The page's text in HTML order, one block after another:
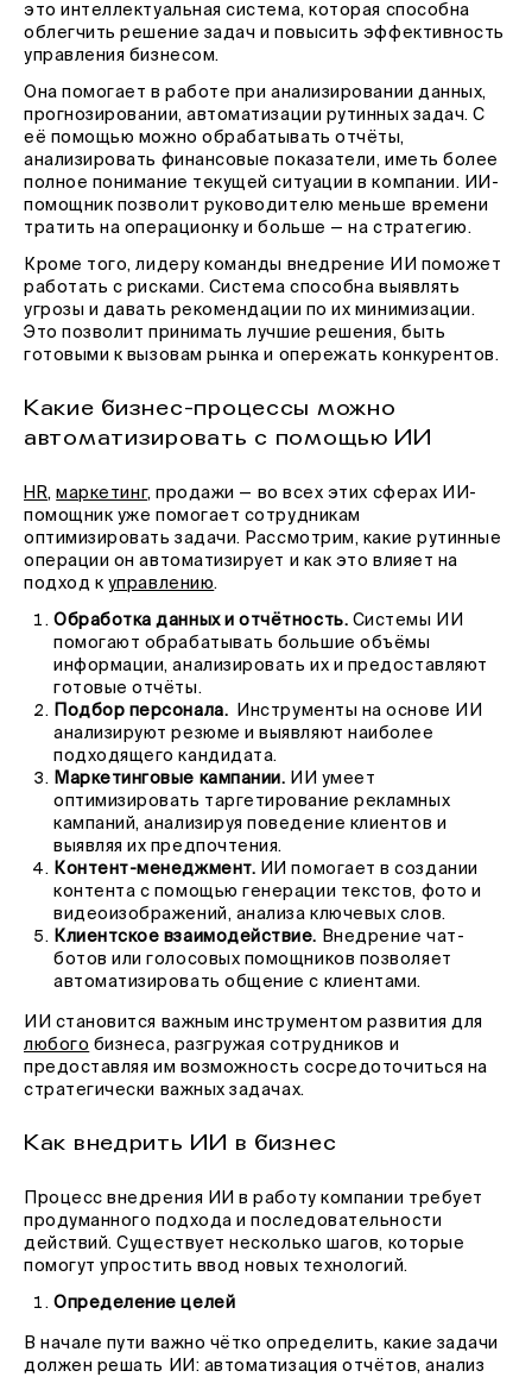
это интеллектуальная система, которая способна
облегчить решение задач и повысить эффективность
управления бизнесом.
Она помогает в работе при анализировании данных,
прогнозировании, автоматизации рутинных задач. С
её помощью можно обрабатывать отчёты,
анализировать финансовые показатели, иметь более
полное понимание текущей ситуации в компании. ИИ-
помощник позволит руководителю меньше времени
тратить на операционку и больше — на стратегию.
Кроме того, лидеру команды внедрение ИИ поможет
работать с рисками. Система способна выявлять
угрозы и давать рекомендации по их минимизации.
Это позволит принимать лучшие решения, быть
готовыми к вызовам рынка и опережать конкурентов.
Какие бизнес-процессы можно
автоматизировать с помощью ИИ
HR,маркетинг, продажи — во всех этих сферах ИИ-
помощник уже помогает сотрудникам
оптимизировать задачи. Рассмотрим, какие рутинные
операции он автоматизирует и как это влияет на
подход к управлению.
Обработка данных и отчётность. Системы ИИ
помогают обрабатывать большие объёмы
информации, анализировать их и предоставляют
готовые отчёты.
Подбор персонала.
Инструменты на основе ИИ
анализируют резюме и выявляют наиболее
подходящего кандидата.
Маркетинговые кампании. ИИ умеет
оптимизировать таргетирование рекламных
кампаний, анализируя поведение клиентов и
выявляя их предпочтения.
Контент-менеджмент. ИИ помогает в создании
контента с помощью генерации текстов, фото и
видеоизображений, анализа ключевых слов.
Клиентское взаимодействие. Внедрение чат-
ботов или голосовых помощников позволяет
автоматизировать общение с клиентами.
ИИ становится важным инструментом развития для
любого бизнеса, разгружая сотрудников и
предоставляя им возможность сосредоточиться на
стратегически важных задачах.
Как внедрить ИИ в бизнес
Процесс внедрения ИИ в работу компании требует
продуманного подхода и последовательности
действий. Существует несколько шагов, которые
помогут упростить ввод новых технологий.
Определение целей
В начале пути важно чётко определить, какие задачи
должен решать ИИ: автоматизация отчётов, анализ